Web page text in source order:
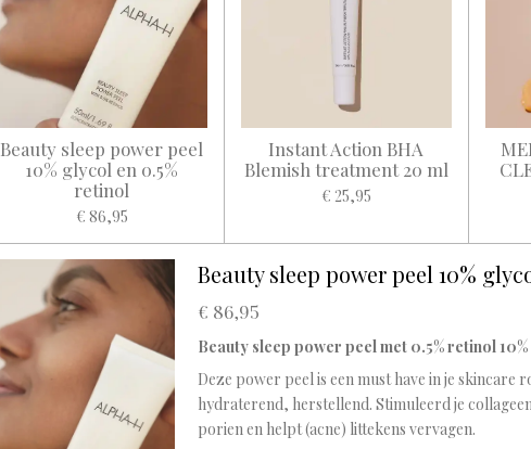
Beauty sleep power peel
10% glycol en 0.5%
retinol
€ 86,95
Instant Action BHA
Blemish treatment 20 ml
€ 25,95
Beauty sleep power peel 10%
€ 86,95
Beauty sleep power peel met 0.5% retinol
Deze power peel is een must have in je
hydraterend, herstellend. Stimuleerd je
porien en helpt (acne) littekens vervagen.